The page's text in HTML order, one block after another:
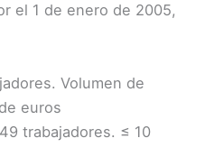
el 1 de enero de 2005,
Volumen de
euros
trabajadores. ≤ 10